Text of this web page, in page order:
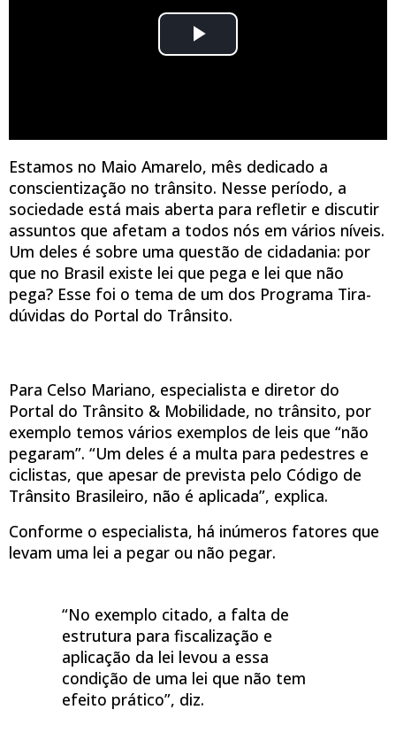
Estamos no Maio Amarelo, mês dedicado a
conscientização no trânsito. Nesse período, a
sociedade está mais aberta para refletir e discutir
assuntos que afetam a todos nós em vários níveis.
Um deles é sobre uma questão de cidadania: por
que no Brasil existe lei que pega e lei que não
pega? Esse foi o tema de um dos Programa Tira-
dúvidas do Portal do Trânsito.
Para Celso Mariano, especialista e diretor do
Portal do Trânsito & Mobilidade, no trânsito, por
exemplo temos vários exemplos de leis que “não
pegaram”. “Um deles é a multa para pedestres e
ciclistas, que apesar de prevista pelo Código de
Trânsito Brasileiro, não é aplicada”, explica.
Conforme o especialista, há inúmeros fatores que
levam uma lei a pegar ou não pegar.
“No exemplo citado, a falta de
estrutura para fiscalização e
aplicação da lei levou a essa
condição de uma lei que não tem
efeito prático”, diz.